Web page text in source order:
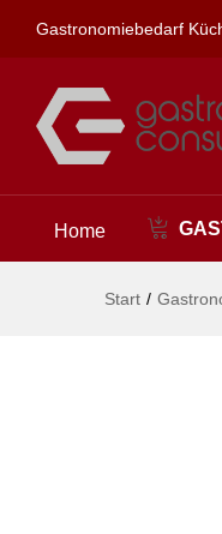
Gastronomiebedarf
Home
Start /